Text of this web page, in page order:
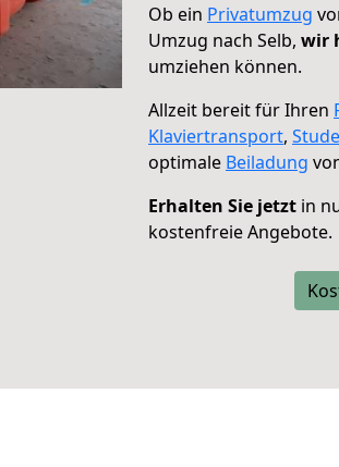
Ob ein Privatumzug
Umzug nach Selb, wir
umziehen können.
Allzeit bereit für Ihren
Klaviertransport,
optimale Beiladung
Erhalten Sie jetzt in
kostenfreie Angebote.